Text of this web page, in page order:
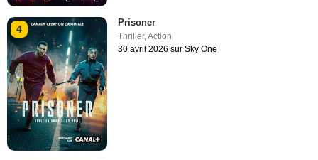
4
Prisoner
Thriller,Action
30 avril 2026 sur Sky One